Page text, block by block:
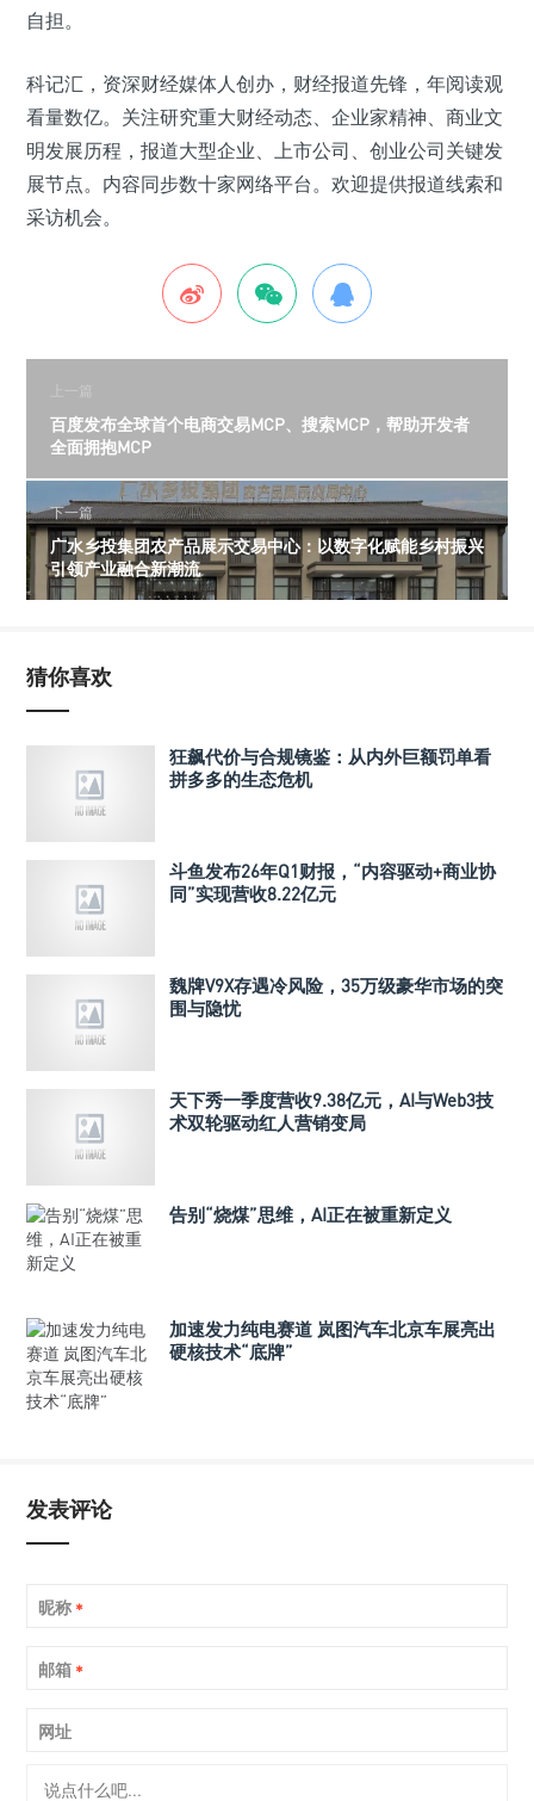
自担。
科记汇，资深财经媒体人创办，财经报道先锋，年阅读观
看量数亿。关注研究重大财经动态、企业家精神、商业文
明发展历程，报道大型企业、上市公司、创业公司关键发
展节点。内容同步数十家网络平台。欢迎提供报道线索和
采访机会。
上一篇
百度发布全球首个电商交易MCP、搜索MCP，帮助开发者
全面拥抱MCP
下一篇
广水乡投集团农产品展示交易中心：以数字化赋能乡村振兴
引领产业融合新潮流
猜你喜欢
狂飙代价与合规镜鉴：从内外巨额罚单看
拼多多的生态危机
斗鱼发布26年Q1财报，“内容驱动+商业协
同”实现营收8.22亿元
魏牌V9X存遇冷风险，35万级豪华市场的突
围与隐忧
天下秀一季度营收9.38亿元，AI与Web3技
术双轮驱动红人营销变局
告别“烧煤”思维，AI正在被重新定义
加速发力纯电赛道 岚图汽车北京车展亮出
硬核技术“底牌”
发表评论
昵称 *
邮箱 *
网址